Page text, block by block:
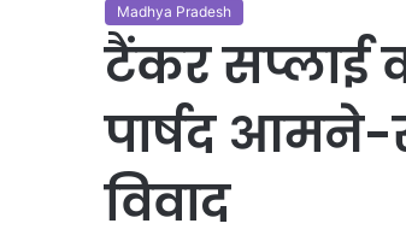
Madhya Pradesh
टैंकर सप्लाई
पार्षद आमने-
विवाद